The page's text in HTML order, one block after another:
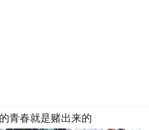
青春就是赌出来的